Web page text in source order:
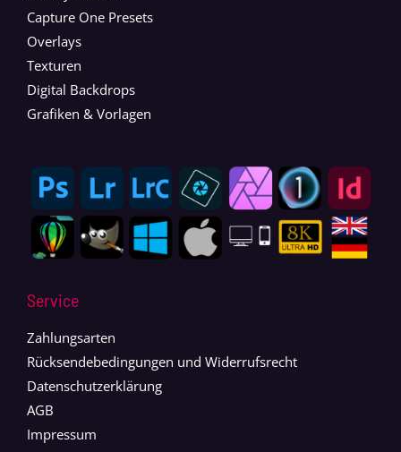
Capture One Presets
Overlays
Texturen
Digital Backdrops
Grafiken & Vorlagen
Service
Zahlungsarten
Rücksendebedingungen und Widerrufsrecht
Datenschutzerklärung
AGB
Impressum